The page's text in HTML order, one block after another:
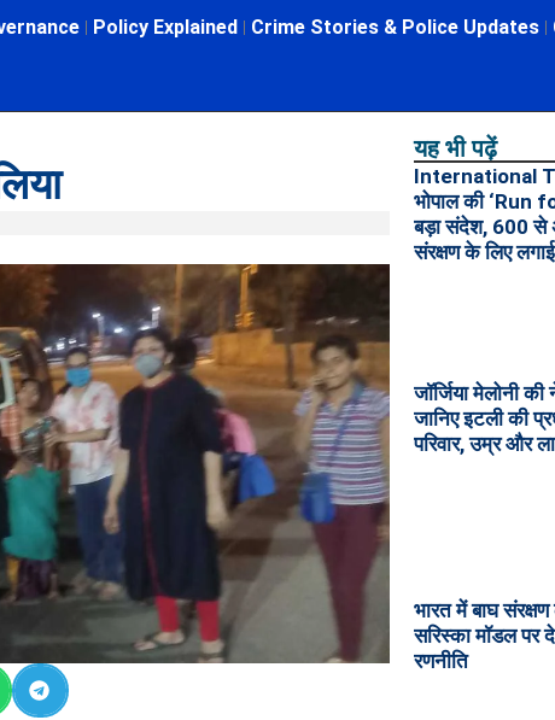
Policy Explained Crime Stories & Police Updates
यह भी पढ़ें
International
भोपाल की ‘Run
बड़ा संदेश, 600 से
संरक्षण के लिए
जॉर्जिया मेलोनी
जानिए इटली की
परिवार, उम्र और
भारत में बाघ
सरिस्का मॉडल पर
रणनीति